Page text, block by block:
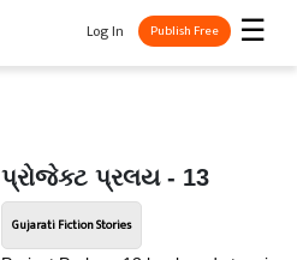
☰
Log In Publish Free
પ્રોજેક્ટ પ્રલય - 13
Gujarati Fiction Stories